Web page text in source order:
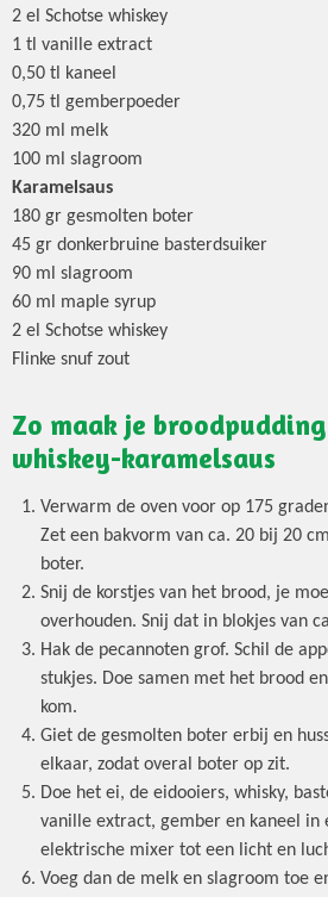
2 el Schotse whiskey
1 tl vanille extract
0,50 tl kaneel
0,75 tl gemberpoeder
320 ml melk
100 ml slagroom
Karamelsaus
180 gr gesmolten boter
45 gr donkerbruine basterdsuiker
90 ml slagroom
60 ml maple syrup
2 el Schotse whiskey
Flinke snuf zout
Zo maak je
whiskey-karamelsaus
Verwarm de oven voor op 175
Zet een bakvorm van ca. 20 bij 20
boter.
Snij de korstjes van het brood, je
overhouden. Snij dat in blokjes van
Hak de pecannoten grof. Schil de
stukjes. Doe samen met het brood
kom.
Giet de gesmolten boter erbij en
elkaar, zodat overal boter op zit.
Doe het ei, de eidooiers, whisky,
vanille extract, gember en kaneel in
elektrische mixer tot een licht en
Voeg dan de melk en slagroom toe